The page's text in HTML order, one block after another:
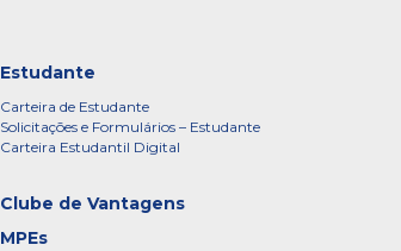
Estudante
Carteira de Estudante
Solicitações e Formulários – Estudante
Carteira Estudantil Digital
Clube de Vantagens
MPEs